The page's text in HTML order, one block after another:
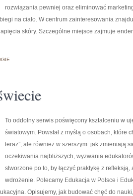
rozwiązania pewniej oraz eliminować
na ciało. W centrum zainteresowania
skóry. Szczególne miejsce zajmuje
To oddolny serwis poświęcony kształceniu w
światowym. Powstał z myślą o osobach, które
teraz”, ale również w szerszym: jak zmieniają
oczekiwania najbliższych, wyzwania
stworzone po to, by łączyć praktykę z
wdrożenie. Polecamy Edukacja w Polsce i
Opisujemy, jak budować chęć do